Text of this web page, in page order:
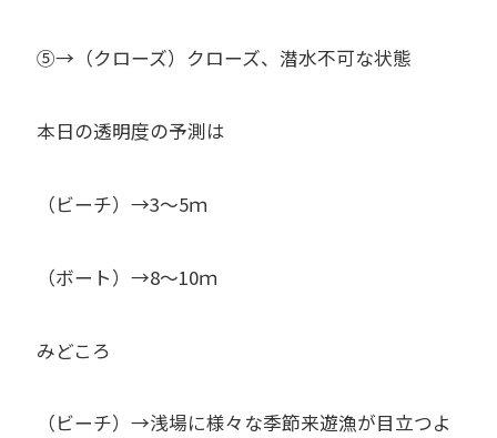
⑤→（クローズ）クローズ、潜水不可な状態
本日の透明度の予測は
（ビーチ）→3～5ｍ
（ボート）→8～10ｍ
みどころ
（ビーチ）→浅場に様々な季節来遊漁が目立つよ